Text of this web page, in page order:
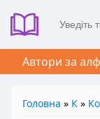
Автори за
Головна » К »